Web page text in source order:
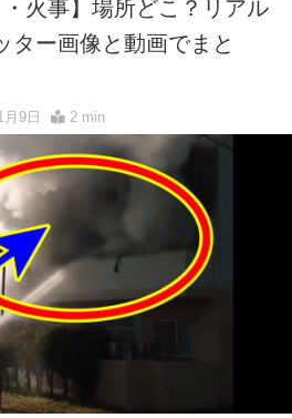
・火事】場所どこ？リアル
ター画像と動画でまと
9日 2 min